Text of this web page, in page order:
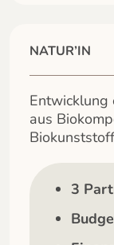
NATUR’IN
Entwicklung
aus
3